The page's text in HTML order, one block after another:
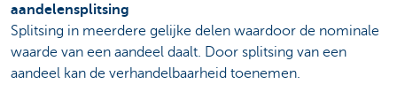
aandelensplitsing
Splitsing in meerdere gelijke delen waardoor de nominale
waarde van een aandeel daalt. Door splitsing van een
aandeel kan de verhandelbaarheid toenemen.